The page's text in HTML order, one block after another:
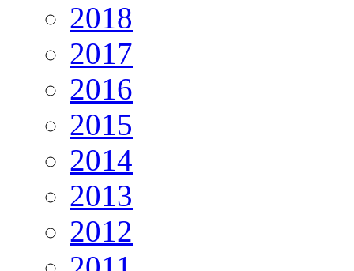
2018
2017
2016
2015
2014
2013
2012